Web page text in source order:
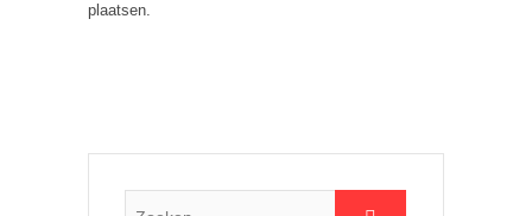
plaatsen.